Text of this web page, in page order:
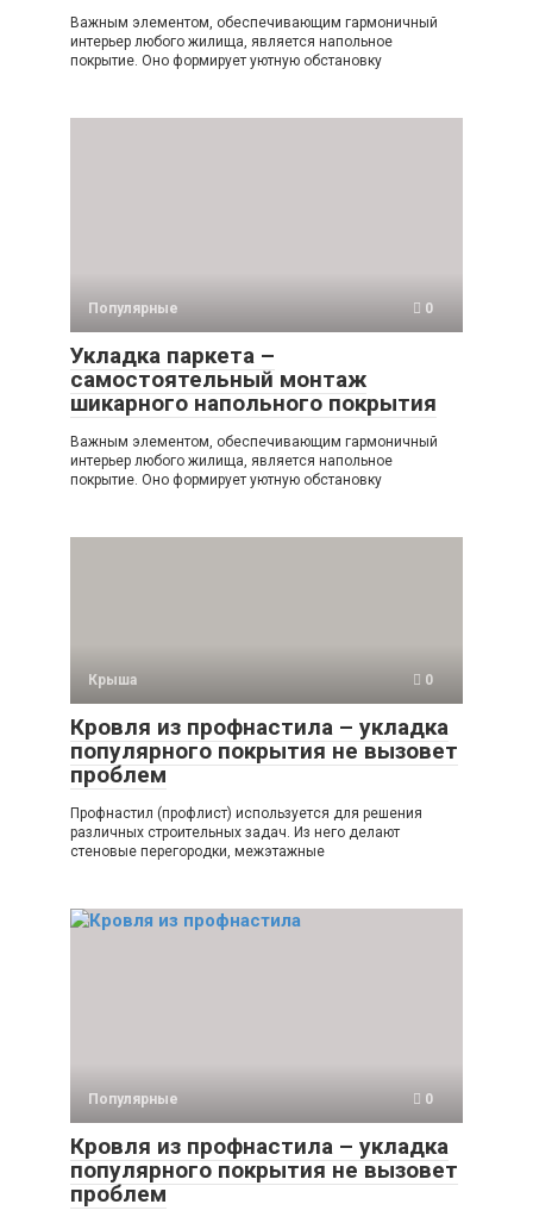
Важным элементом, обеспечивающим гармоничный
интерьер любого жилища, является напольное
покрытие. Оно формирует уютную обстановку
Популярные 0
Укладка паркета –
самостоятельный монтаж
шикарного напольного покрытия
Важным элементом, обеспечивающим гармоничный
интерьер любого жилища, является напольное
покрытие. Оно формирует уютную обстановку
Крыша 0
Кровля из профнастила – укладка
популярного покрытия не вызовет
проблем
Профнастил (профлист) используется для решения
различных строительных задач. Из него делают
стеновые перегородки, межэтажные
Популярные 0
Кровля из профнастила – укладка
популярного покрытия не вызовет
проблем